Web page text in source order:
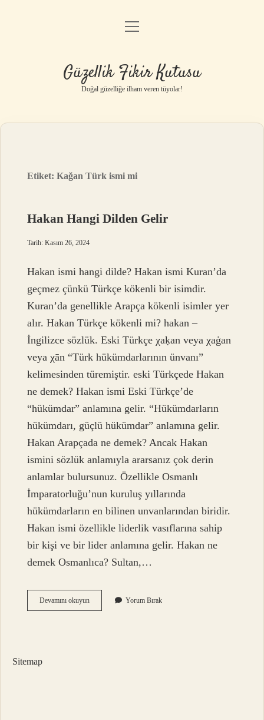
Anasayfa
Yasal Uyarı
menüyü
Güzellik Fikir Kutusu
Doğal güzelliğe ilham veren tüyolar!
Etiket:Kağan Türk ismi mi
Hakan Hangi Dilden Gelir
Tarih: Kasım 26, 2024
Hakan ismi hangi dilde? Hakan ismi Kuran’da
geçmez çünkü Türkçe kökenli bir isimdir.
Kuran’da genellikle Arapça kökenli isimler yer
alır. Hakan Türkçe kökenli mi? hakan –
İngilizce sözlük. Eski Türkçe χaḳan veya χaġan
veya χān “Türk hükümdarlarının ünvanı”
kelimesinden türemiştir. eski Türkçede Hakan
ne demek? Hakan ismi Eski Türkçe’de
“hükümdar” anlamına gelir. “Hükümdarların
hükümdarı, güçlü hükümdar” anlamına gelir.
Hakan Arapçada ne demek? Ancak Hakan
ismini sözlük anlamıyla ararsanız çok derin
anlamlar bulursunuz. Özellikle Osmanlı
İmparatorluğu’nun kuruluş yıllarında
hükümdarların en bilinen unvanlarından biridir.
Hakan ismi özellikle liderlik vasıflarına sahip
bir kişi ve bir lider anlamına gelir. Hakan ne
demek Osmanlıca? Sultan,…
Devamını okuyunHakan
Hangi
Yorum Bırak
Sitemap